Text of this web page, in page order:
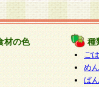
材の色 種
ご
めん
ぱん